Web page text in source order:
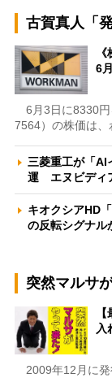
古賀真人「
6
6月3日に8330円
7564）の株価は
三菱重工が「AI
運 エヌビディ
キオクシアHD
の反転シグナ
突然マルサ
入
2009年12月に発